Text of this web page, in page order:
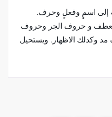
إلى اسمٍ وفعلٍ وحرف.
و حروف الجر وحروف
وكدلك الاظهار. ويستحيل